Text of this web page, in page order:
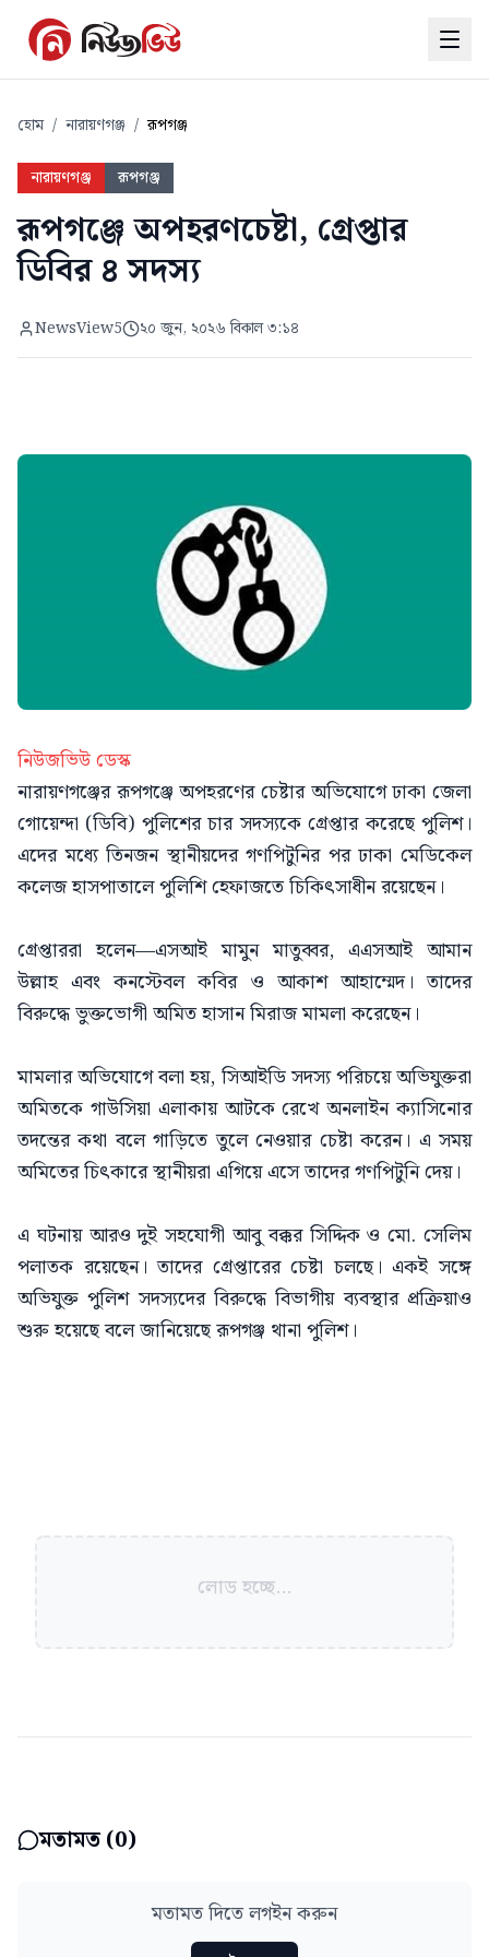
হোম / নারায়ণগঞ্জ / রূপগঞ্জ
নারায়ণগঞ্জ রূপগঞ্জ
রূপগঞ্জে অপহরণচেষ্টা, গ্রেপ্তার
ডিবির ৪ সদস্য
NewsView5 ২০ জুন, ২০২৬ বিকাল ৩:১৪
নিউজভিউ ডেস্ক
নারায়ণগঞ্জের রূপগঞ্জে অপহরণের চেষ্টার অভিযোগে ঢাকা জেলা
গোয়েন্দা (ডিবি) পুলিশের চার সদস্যকে গ্রেপ্তার করেছে পুলিশ।
এদের মধ্যে তিনজন স্থানীয়দের গণপিটুনির পর ঢাকা মেডিকেল
কলেজ হাসপাতালে পুলিশি হেফাজতে চিকিৎসাধীন রয়েছেন।
গ্রেপ্তাররা হলেন—এসআই মামুন মাতুব্বর, এএসআই আমান
উল্লাহ এবং কনস্টেবল কবির ও আকাশ আহাম্মেদ। তাদের
বিরুদ্ধে ভুক্তভোগী অমিত হাসান মিরাজ মামলা করেছেন।
মামলার অভিযোগে বলা হয়, সিআইডি সদস্য পরিচয়ে অভিযুক্তরা
অমিতকে গাউসিয়া এলাকায় আটকে রেখে অনলাইন ক্যাসিনোর
তদন্তের কথা বলে গাড়িতে তুলে নেওয়ার চেষ্টা করেন। এ সময়
অমিতের চিৎকারে স্থানীয়রা এগিয়ে এসে তাদের গণপিটুনি দেয়।
এ ঘটনায় আরও দুই সহযোগী আবু বক্কর সিদ্দিক ও মো. সেলিম
পলাতক রয়েছেন। তাদের গ্রেপ্তারের চেষ্টা চলছে। একই সঙ্গে
অভিযুক্ত পুলিশ সদস্যদের বিরুদ্ধে বিভাগীয় ব্যবস্থার প্রক্রিয়াও
শুরু হয়েছে বলে জানিয়েছে রূপগঞ্জ থানা পুলিশ।
লোড হচ্ছে...
মতামত (0)
মতামত দিতে লগইন করুন